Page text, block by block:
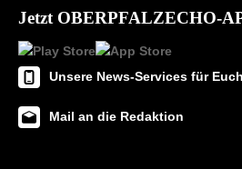
Jetzt OBERPFALZECHO-
Unsere News-Services für Euch
Mail an die Redaktion